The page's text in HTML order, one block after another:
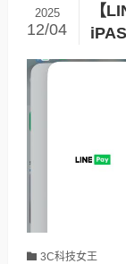
【
2025
12/04
3C科技女王